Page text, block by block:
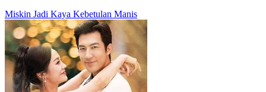
Miskin Jadi Kaya Kebetulan Manis